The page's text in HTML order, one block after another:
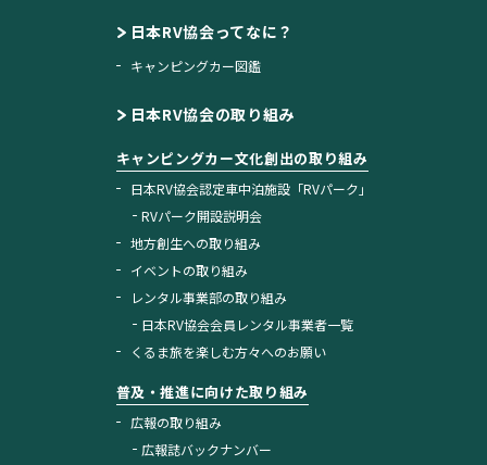
日本RV協会ってなに？
キャンピングカー図鑑
日本RV協会の取り組み
キャンピングカー文化創出の取り組み
日本RV協会認定車中泊施設「RVパーク」
RVパーク開設説明会
地方創生への取り組み
イベントの取り組み
レンタル事業部の取り組み
日本RV協会会員レンタル事業者一覧
くるま旅を楽しむ方々へのお願い
普及・推進に向けた取り組み
広報の取り組み
広報誌バックナンバー